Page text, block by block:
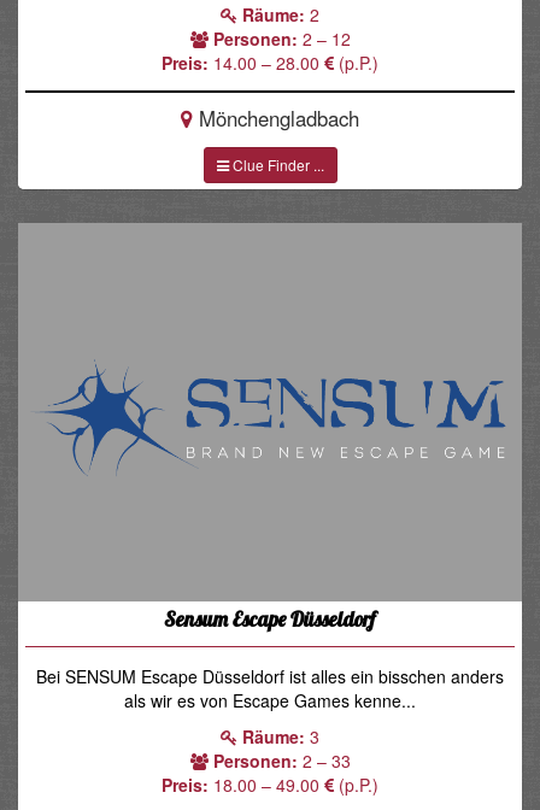
Räume: 2
Personen: 2 – 12
Preis: 14.00 – 28.00 (p.P.)
Mönchengladbach
Clue Finder ...
Sensum Escape Düsseldorf
Bei SENSUM Escape Düsseldorf ist alles ein bisschen anders
als wir es von Escape Games kenne...
Räume: 3
Personen: 2 – 33
Preis: 18.00 – 49.00 (p.P.)